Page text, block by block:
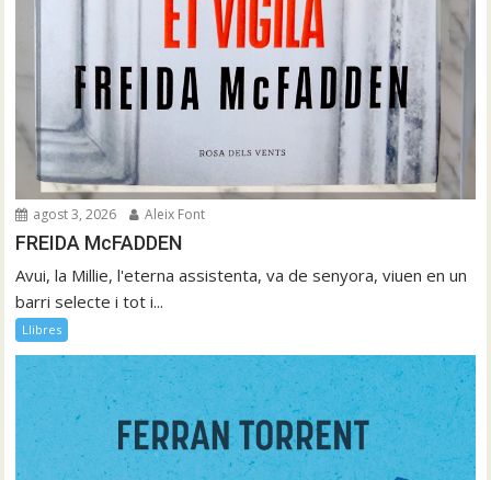
agost 3, 2026 Aleix Font
FREIDA McFADDEN
Avui, la Millie, l'eterna assistenta, va de senyora, viuen en un
barri selecte i tot i...
Llibres